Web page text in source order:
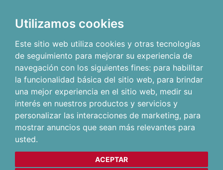
Utilizamos cookies
Este sitio web utiliza cookies y otras tecnologías
de seguimiento para mejorar su experiencia de
navegación con los siguientes fines: para habilitar
la funcionalidad básica del sitio web, para brindar
una mejor experiencia en el sitio web, medir su
interés en nuestros productos y servicios y
personalizar las interacciones de marketing, para
mostrar anuncios que sean más relevantes para
usted.
ACEPTAR